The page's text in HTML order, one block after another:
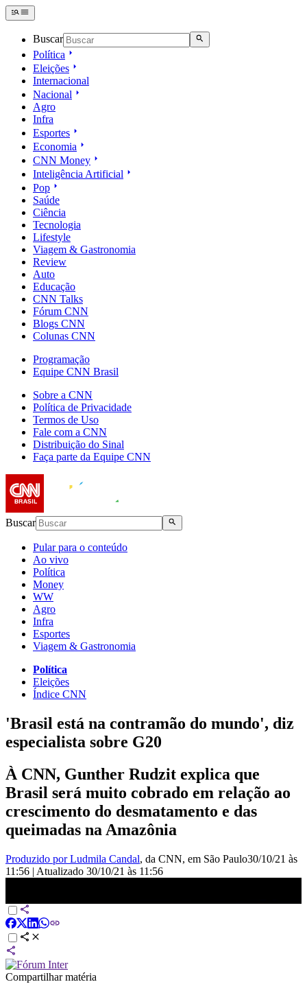
Buscar
Política
Eleições
Internacional
Nacional
Agro
Infra
Esportes
Economia
CNN Money
Inteligência Artificial
Pop
Saúde
Ciência
Tecnologia
Lifestyle
Viagem & Gastronomia
Review
Auto
Educação
CNN Talks
Fórum CNN
Blogs CNN
Colunas CNN
Programação
Equipe CNN Brasil
Sobre a CNN
Política de Privacidade
Termos de Uso
Fale com a CNN
Distribuição do Sinal
Faça parte da Equipe CNN
Buscar
Pular para o conteúdo
Ao vivo
Política
Money
WW
Agro
Infra
Esportes
Viagem & Gastronomia
Política
Eleições
Índice CNN
'Brasil está na contramão do mundo', diz
especialista sobre G20
À CNN, Gunther Rudzit explica que
Brasil será muito cobrado em relação ao
crescimento do desmatamento e das
queimadas na Amazônia
Produzido por Ludmila Candal, da CNN, em São Paulo30/10/21 às
11:56 | Atualizado 30/10/21 às 11:56
Compartilhar matéria